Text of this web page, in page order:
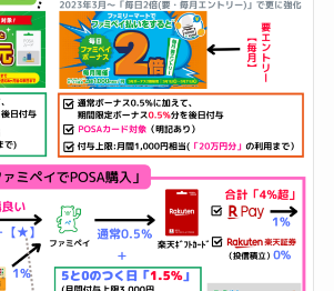
↓招待コード（2026年3月12日まで
有効）
BM79LOW9
メルカリ
↓招待コード
SDETJE
楽天フリマ
↓招待コード
EBvaU